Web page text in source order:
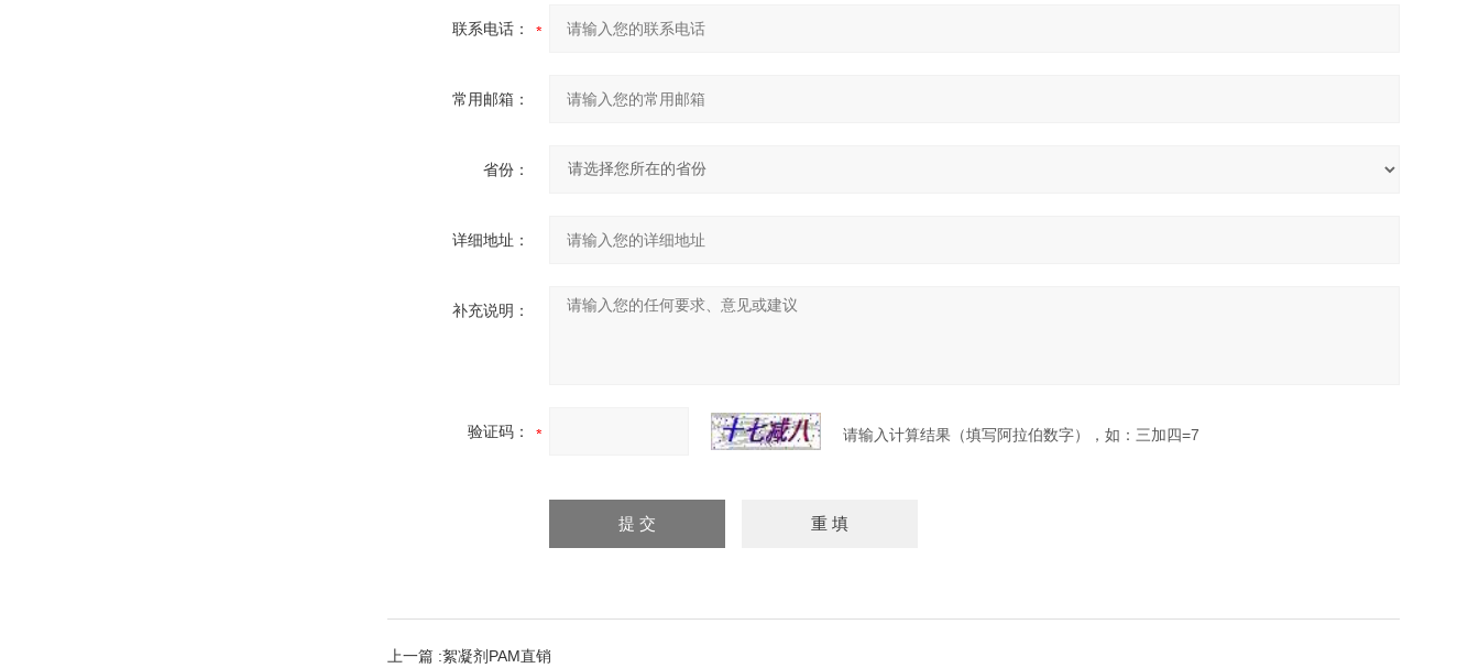
联系电话：
常用邮箱：
省份：
详细地址：
补充说明：
验证码： 请输入计算结果（填写阿拉伯数字），如：三加四=7
上一篇 :絮凝剂PAM直销